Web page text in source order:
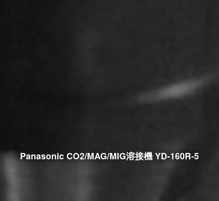
Panasonic CO2/MAG/MIG溶接機 YD-160R-5